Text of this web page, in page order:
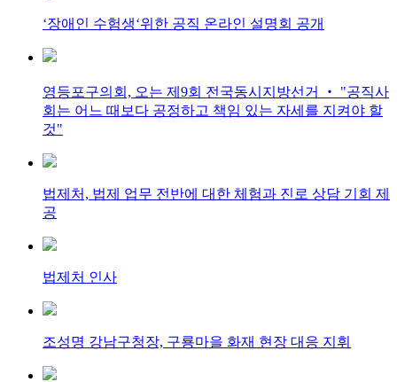
‘장애인 수험생‘위한 공직 온라인 설명회 공개
영등포구의회, 오는 제9회 전국동시지방선거 ‧ "공직사
회는 어느 때보다 공정하고 책임 있는 자세를 지켜야 할
것"
법제처, 법제 업무 전반에 대한 체험과 진로 상담 기회 제
공
법제처 인사
조성명 강남구청장, 구룡마을 화재 현장 대응 지휘